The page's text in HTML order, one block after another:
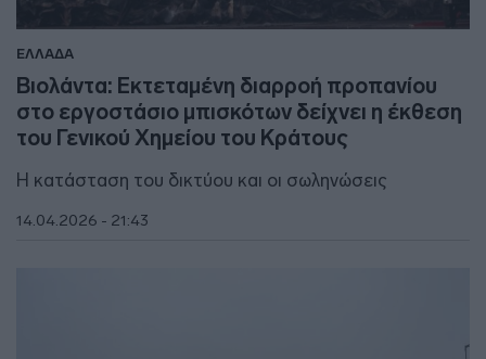
ΕΛΛΑΔΑ
Βιολάντα: Εκτεταμένη διαρροή προπανίου
στο εργοστάσιο μπισκότων δείχνει η έκθεση
του Γενικού Χημείου του Κράτους
Η κατάσταση του δικτύου και οι σωληνώσεις
14.04.2026 - 21:43